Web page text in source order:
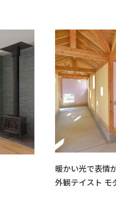
暖かい光で表情
外観テイスト モ